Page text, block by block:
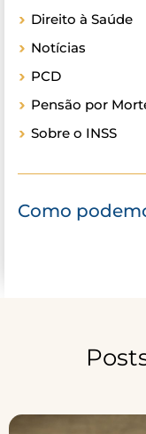
Direito à Saúde
Notícias
PCD
Pensão por
Sobre o INSS
Como